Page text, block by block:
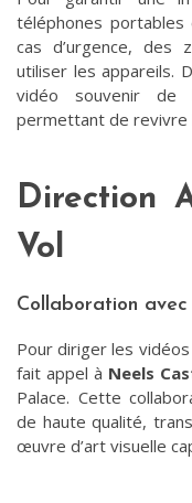
téléphones
cas d’urgence, des
utiliser les appareils.
vidéo souvenir de
permettant de revivre
Direction
Vol
Collaboration
Pour diriger les
fait appel à Neels
Palace. Cette
de haute qualité,
œuvre d’art visuelle